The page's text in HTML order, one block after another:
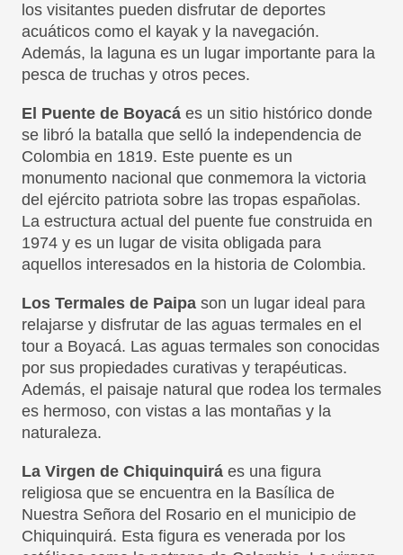
los visitantes pueden disfrutar de deportes
acuáticos como el kayak y la navegación.
Además, la laguna es un lugar importante para la
pesca de truchas y otros peces.
El Puente de Boyacá es un sitio histórico donde
se libró la batalla que selló la independencia de
Colombia en 1819. Este puente es un
monumento nacional que conmemora la victoria
del ejército patriota sobre las tropas españolas.
La estructura actual del puente fue construida en
1974 y es un lugar de visita obligada para
aquellos interesados en la historia de Colombia.
Los Termales de Paipa son un lugar ideal para
relajarse y disfrutar de las aguas termales en el
tour a Boyacá. Las aguas termales son conocidas
por sus propiedades curativas y terapéuticas.
Además, el paisaje natural que rodea los termales
es hermoso, con vistas a las montañas y la
naturaleza.
La Virgen de Chiquinquirá es una figura
religiosa que se encuentra en la Basílica de
Nuestra Señora del Rosario en el municipio de
Chiquinquirá. Esta figura es venerada por los